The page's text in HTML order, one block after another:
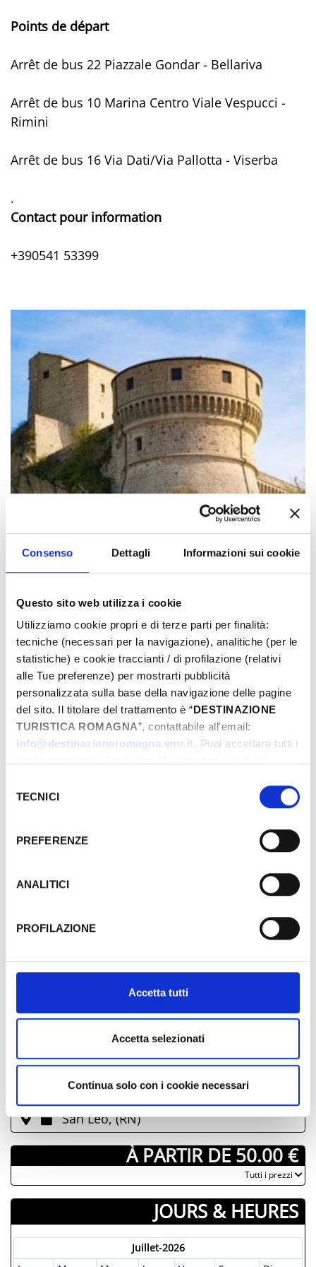
Consenso Dettagli Informazioni sui cookie
Questo sito web utilizza i cookie
Utilizziamo cookie propri e di terze parti per finalità:
tecniche (necessari per la navigazione), analitiche (per le
statistiche) e cookie traccianti / di profilazione (relativi
alle Tue preferenze) per mostrarti pubblicità
personalizzata sulla base della navigazione delle pagine
del sito. Il titolare del trattamento è “DESTINAZIONE
TURISTICA ROMAGNA”, contattabile all'email:
info@destinazioneromagna.emr.it. Puoi accettare tutti i
gestire le tue preferenze facendo clic su “Personalizza”.
Qualora acconsenti a tutti i cookie i Tuoi dati potranno
attualmente non fornisce garanzie idonee per il
l’implementazione di misure supplementari di sicurezza a
Tutela dei navigatori, che abbiamo valutato essere
informazioni complete sul trattamento dati clicca qui:
delTECNICI
PREFERENZE
ANALITICI
PROFILAZIONE
Accetta tutti
Accetta selezionati
Continua solo con i cookie necessari
Points de départ
Arrêt de bus 22 Piazzale Gondar - Bellariva
Arrêt de bus 10 Marina Centro Viale Vespucci -
Rimini
Arrêt de bus 16 Via Dati/Via Pallotta - Viserba
.
Contact pour information
+390541 53399
modifications. Contactez toujours les
organisateurs avant de vous rendre sur place.
­OÙ
Pennabilli, (RN)
San Leo, (RN)
­ À PARTIR DE 50.00 €
­Tutti i prezzi
JOURS & HEURES
Juillet-2026